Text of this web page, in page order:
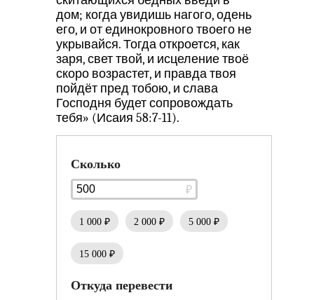
дом; когда увидишь нагого, одень
его, и от единокровного твоего не
укрывайся. Тогда откроется, как
заря, свет твой, и исцеление твоё
скоро возрастет, и правда твоя
пойдёт пред тобою, и слава
Господня будет сопровождать
тебя» (Исаия 58:7-11).
Сколько
1 000 ₽ 2 000 ₽ 5 000 ₽
15 000 ₽
Откуда перевести